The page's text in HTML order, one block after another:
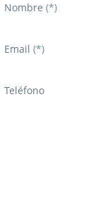
Nombre (*)
Email (*)
Teléfono